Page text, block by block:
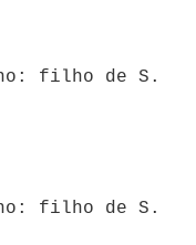
filho de S.
filho de S.